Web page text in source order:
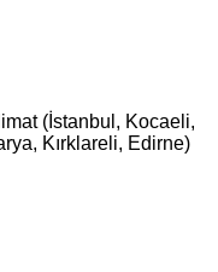
(İstanbul, Kocaeli,
Kırklareli, Edirne)